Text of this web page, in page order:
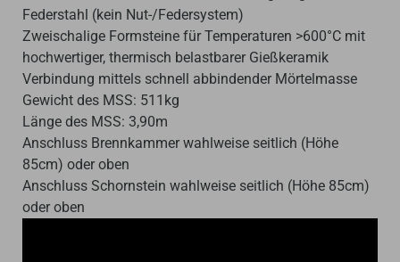
Federstahl (kein Nut-/Federsystem)
Zweischalige Formsteine für Temperaturen >600°C mit
hochwertiger, thermisch belastbarer Gießkeramik
Verbindung mittels schnell abbindender Mörtelmasse
Gewicht des MSS: 511kg
Länge des MSS: 3,90m
Anschluss Brennkammer wahlweise seitlich (Höhe
85cm) oder oben
Anschluss Schornstein wahlweise seitlich (Höhe 85cm)
oder oben